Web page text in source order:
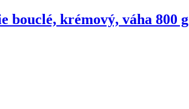
bouclé, krémový, váha 800 g